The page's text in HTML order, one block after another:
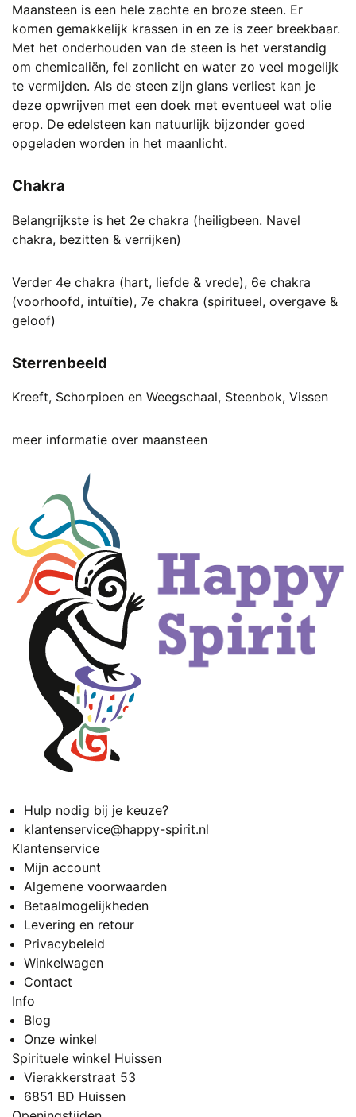
Maansteen is een hele zachte en broze steen. Er
komen gemakkelijk krassen in en ze is zeer breekbaar.
Met het onderhouden van de steen is het verstandig
om chemicaliën, fel zonlicht en water zo veel mogelijk
te vermijden. Als de steen zijn glans verliest kan je
deze opwrijven met een doek met eventueel wat olie
erop. De edelsteen kan natuurlijk bijzonder goed
opgeladen worden in het maanlicht.
Chakra
Belangrijkste is het 2e chakra (heiligbeen. Navel
chakra, bezitten & verrijken)
Verder 4e chakra (hart, liefde & vrede), 6e chakra
(voorhoofd, intuïtie), 7e chakra (spiritueel, overgave &
geloof)
Sterrenbeeld
Kreeft, Schorpioen en Weegschaal, Steenbok, Vissen
meer informatie over maansteen
Hulp nodig bij je keuze?
klantenservice@happy-spirit.nl
Klantenservice
Mijn account
Algemene voorwaarden
Betaalmogelijkheden
Levering en retour
Privacybeleid
Winkelwagen
Contact
Info
Blog
Onze winkel
Spirituele winkel Huissen
Vierakkerstraat 53
6851 BD Huissen